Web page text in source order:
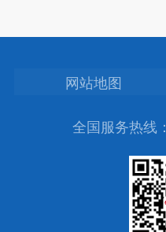
网站地图
全国服务热线：